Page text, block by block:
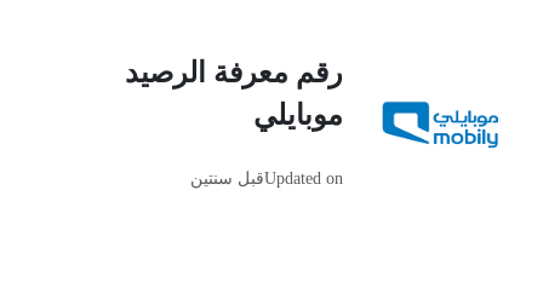
رقم معرفة الرصيد
موبايلي
Updated onقبل سنتين